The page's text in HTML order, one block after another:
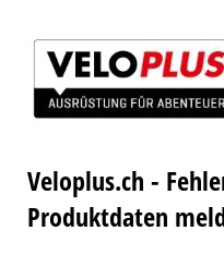
Veloplus.ch -
Produktdaten